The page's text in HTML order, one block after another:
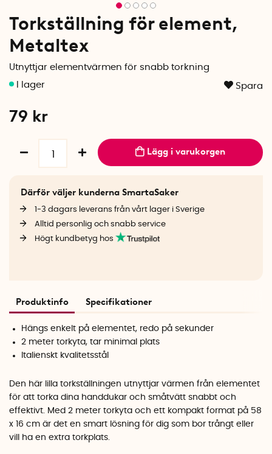
Torkställning för element,
Metaltex
Utnyttjar elementvärmen för snabb torkning
Spara
79 kr
Lägg i varukorgen
Därför väljer kunderna SmartaSaker
1-3 dagars leverans från vårt lager i Sverige
Alltid personlig och snabb service
Högt kundbetyg hos
Produktinfo Specifikationer
Hängs enkelt på elementet, redo på sekunder
2 meter torkyta, tar minimal plats
Italienskt kvalitetsstål
Den här lilla torkställningen utnyttjar värmen från elementet
för att torka dina handdukar och småtvätt snabbt och
effektivt. Med 2 meter torkyta och ett kompakt format på 58
x 16 cm är det en smart lösning för dig som bor trångt eller
vill ha en extra torkplats.